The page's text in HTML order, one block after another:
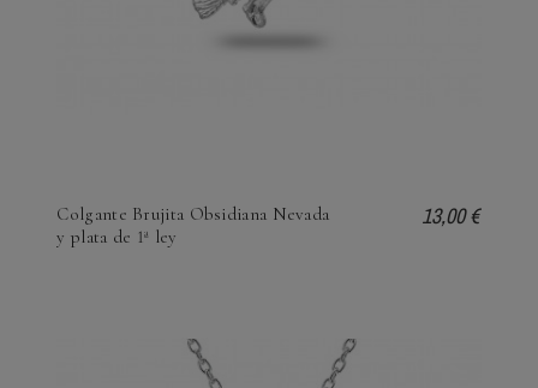
Colgante Brujita Obsidiana Nevada
y plata de 1ª ley
13,00 €